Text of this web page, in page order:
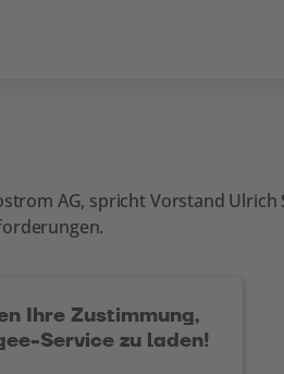
AG, spricht Vorstand
Ihre Zustimmung,
Service zu laden!